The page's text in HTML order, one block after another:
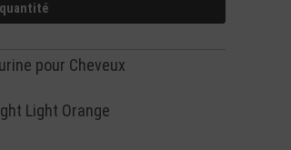
quantité
pour Cheveux
Light Orange